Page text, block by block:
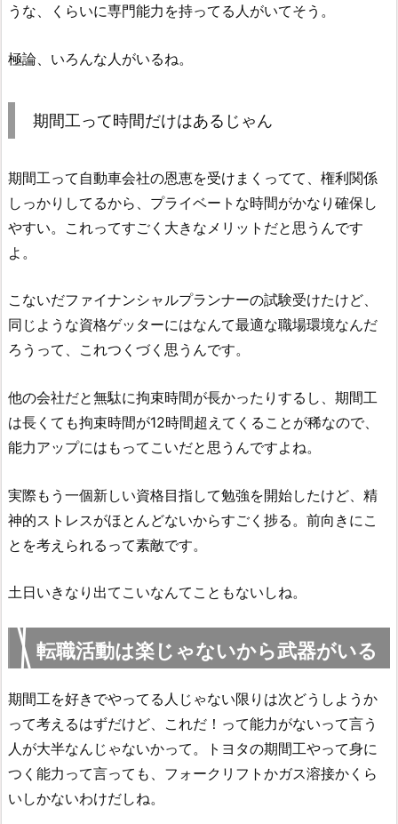
うな、くらいに専門能力を持ってる人がいてそう。
極論、いろんな人がいるね。
期間工って時間だけはあるじゃん
期間工って自動車会社の恩恵を受けまくってて、権利関係
しっかりしてるから、プライベートな時間がかなり確保し
やすい。これってすごく大きなメリットだと思うんです
よ。
こないだファイナンシャルプランナーの試験受けたけど、
同じような資格ゲッターにはなんて最適な職場環境なんだ
ろうって、これつくづく思うんです。
他の会社だと無駄に拘束時間が長かったりするし、期間工
は長くても拘束時間が12時間超えてくることが稀なので、
能力アップにはもってこいだと思うんですよね。
実際もう一個新しい資格目指して勉強を開始したけど、精
神的ストレスがほとんどないからすごく捗る。前向きにこ
とを考えられるって素敵です。
土日いきなり出てこいなんてこともないしね。
転職活動は楽じゃないから武器がいる
期間工を好きでやってる人じゃない限りは次どうしようか
って考えるはずだけど、これだ！って能力がないって言う
人が大半なんじゃないかって。トヨタの期間工やって身に
つく能力って言っても、フォークリフトかガス溶接かくら
いしかないわけだしね。